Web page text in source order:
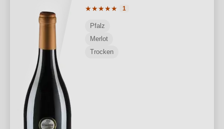
★★★★★
Durchschnittliche Bewertung von 5
1
Pfalz
Merlot
Trocken